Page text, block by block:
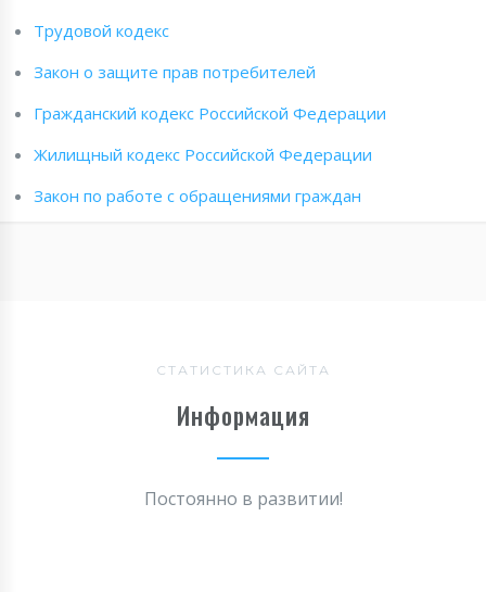
Трудовой кодекс
Закон о защите прав потребителей
Гражданский кодекс Российской Федерации
Жилищный кодекс Российской Федерации
Закон по работе с обращениями граждан
СТАТИСТИКА САЙТА
Информация
Постоянно в развитии!